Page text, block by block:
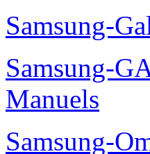
Samsung-
Samsung-
Manuels
Samsung-